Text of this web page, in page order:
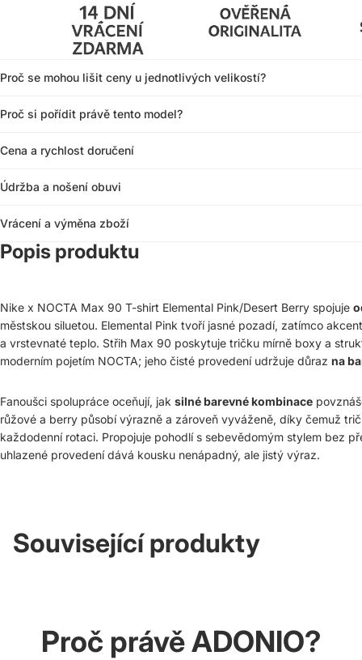
Proč se mohou lišit ceny u jednotlivých velikostí?
Proč si pořídit právě tento model?
Cena a rychlost doručení
Údržba a nošení obuvi
Vrácení a výměna zboží
Popis produktu
Nike x NOCTA Max 90 T-shirt Elemental Pink/Desert Berry spojuje
městskou siluetou. Elemental Pink tvoří jasné pozadí, zatímco
a vrstevnaté teplo. Střih Max 90 poskytuje tričku mírně boxy a
moderním pojetím NOCTA; jeho čisté provedení udržuje důraz na
Fanoušci spolupráce oceňují, jak silné barevné kombinace
růžové a berry působí výrazně a zároveň vyváženě, díky čemuž
každodenní rotaci. Propojuje pohodlí s sebevědomým stylem bez
uhlazené provedení dává kousku nenápadný, ale jistý výraz.
Související produkty
Proč právě ADONIO?